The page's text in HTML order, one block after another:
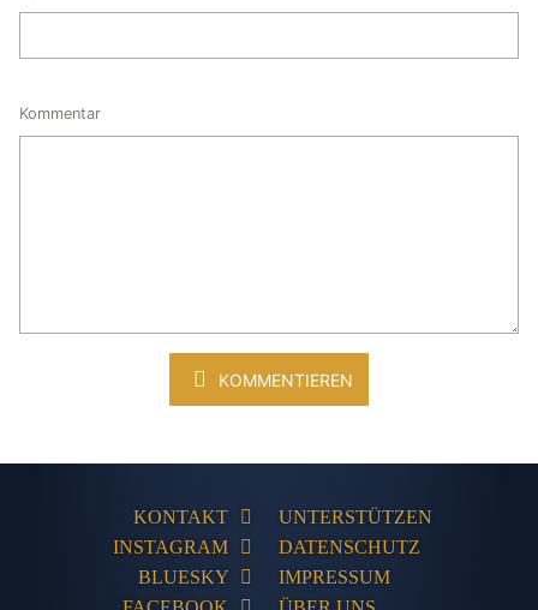
Kommentar
KOMMENTIEREN
KONTAKT
INSTAGRAM
BLUESKY
UNTERSTÜTZEN
DATENSCHUTZ
IMPRESSUM